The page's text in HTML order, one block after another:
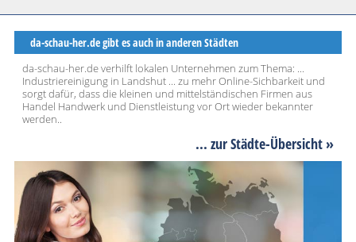
da-schau-her.de gibt es auch in anderen Städten
da-schau-her.de verhilft lokalen Unternehmen zum Thema: ...
Industriereinigung in Landshut ... zu mehr Online-Sichbarkeit und
sorgt dafür, dass die kleinen und mittelständischen Firmen aus
Handel Handwerk und Dienstleistung vor Ort wieder bekannter
werden..
... zur Städte-Übersicht »